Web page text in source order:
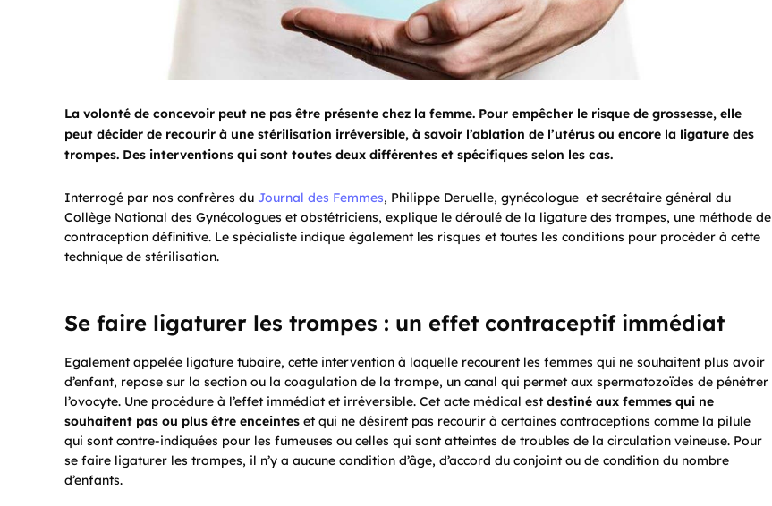
La volonté de concevoir peut ne pas être présente chez la femme. Pour empêcher le risque de grossesse, elle
peut décider de recourir à une stérilisation irréversible, à savoir l’ablation de l’utérus ou encore la ligature des
trompes. Des interventions qui sont toutes deux différentes et spécifiques selon les cas.
Interrogé par nos confrères du Journal des Femmes, Philippe Deruelle, gynécologue et secrétaire général du
Collège National des Gynécologues et obstétriciens, explique le déroulé de la ligature des trompes, une méthode de
contraception définitive. Le spécialiste indique également les risques et toutes les conditions pour procéder à cette
technique de stérilisation.
Se faire ligaturer les trompes : un effet contraceptif immédiat
Egalement appelée ligature tubaire, cette intervention à laquelle recourent les femmes qui ne souhaitent plus avoir
d’enfant, repose sur la section ou la coagulation de la trompe, un canal qui permet aux spermatozoïdes de pénétrer
l’ovocyte. Une procédure à l’effet immédiat et irréversible. Cet acte médical est destiné aux femmes qui ne
souhaitent pas ou plus être enceintes et qui ne désirent pas recourir à certaines contraceptions comme la pilule
qui sont contre-indiquées pour les fumeuses ou celles qui sont atteintes de troubles de la circulation veineuse. Pour
se faire ligaturer les trompes, il n’y a aucune condition d’âge, d’accord du conjoint ou de condition du nombre
d’enfants.